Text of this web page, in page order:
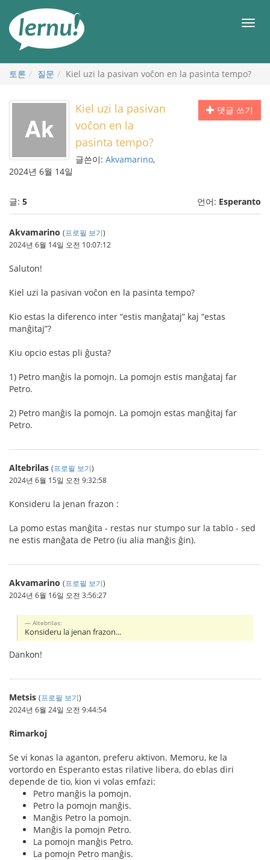
메
토론 질문 Kiel uzi la pasivan voĉon en la pasinta tempo?
댓글 쓰기
Kiel uzi la pasivan
voĉon en la
pasinta tempo?
글쓴이: Akvamarino,
2024년 6월 14일
글: 5 언어: Esperanto
Akvamarino (프로필 보기)
2024년 6월 14일 오전 10:07:12
Saluton!
Kiel uzi la pasivan voĉon en la pasinta tempo?
Kio estas la diferenco inter “estis manĝataj” kaj “estas
manĝitaj”?
Kiu opcio estas pli ĝusta?
1) Petro manĝis la pomojn. La pomojn estis manĝataj far
Petro.
2) Petro manĝis la pomojn. La pomojn estas manĝitaj far
Petro.
Altebrilas (프로필 보기)
2024년 6월 15일 오전 9:32:58
Konsideru la jenan frazon :
La pomo estas manĝita - restas nur stumpo sur la tablo - sed
ne estis manĝata de Petro (iu alia manĝis ĝin).
Akvamarino (프로필 보기)
2024년 6월 16일 오전 3:56:27
Altebrilas:
Konsideru la jenan frazon...
Dankon!
Metsis (프로필 보기)
2024년 6월 24일 오전 9:44:54
Rimarkoj
Se vi konas la aganton, preferu aktivon. Memoru, ke la
vortordo en Esperanto estas rilative libera, do eblas diri
depende de tio, kion vi volas emfazi:
Petro manĝis la pomojn.
Petro la pomojn manĝis.
Manĝis Petro la pomojn.
Manĝis la pomojn Petro.
La pomojn manĝis Petro.
La pomojn Petro manĝis.